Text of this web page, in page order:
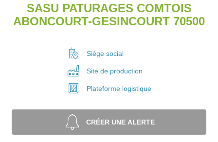
SASU PATURAGES COMTOIS
ABONCOURT-GESINCOURT 70500
Siège social
Site de production
Plateforme logistique
CRÉER UNE ALERTE